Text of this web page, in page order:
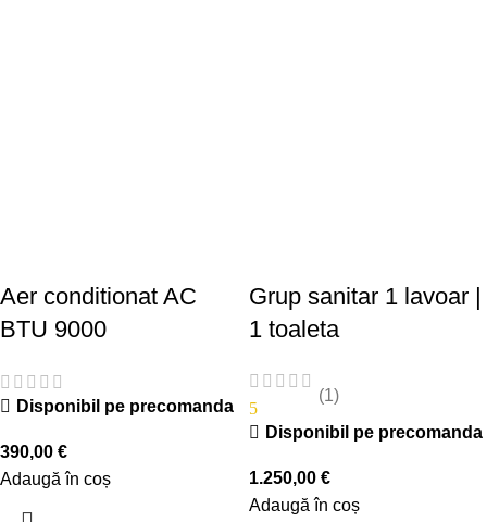
Aer conditionat AC
BTU 9000
Disponibil pe precomanda
390,00 €
Adaugă în coș
Grup sanitar 1 lavoar |
1 toaleta
5
(1)
Disponibil pe precomanda
1.250,00 €
Adaugă în coș